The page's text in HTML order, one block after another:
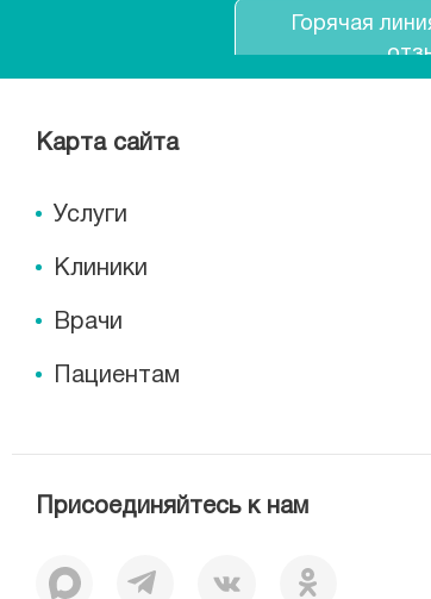
Горячая
Карта сайта
Услуги
Клиники
Врачи
Пациентам
Присоединяйтесь к нам